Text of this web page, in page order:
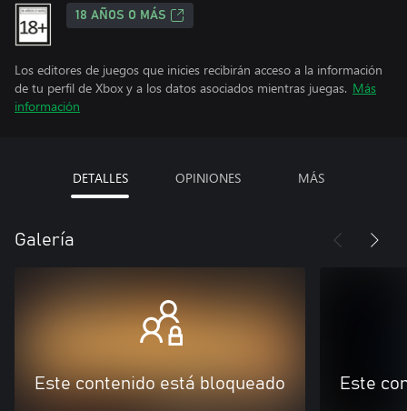
18 AÑOS O MÁS
Los editores de juegos que inicies recibirán acceso a la información
de tu perfil de Xbox y a los datos asociados mientras juegas. Más
información
DETALLES OPINIONES MÁS
Galería
Este contenido está bloqueado Este